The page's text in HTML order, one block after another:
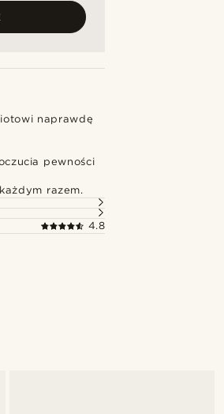
naprawdę
pewności
razem.
4.8